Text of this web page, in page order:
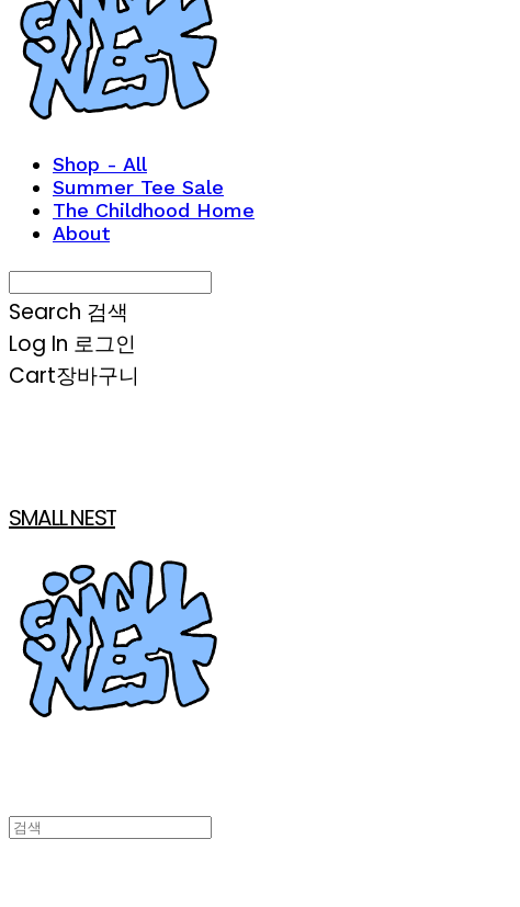
Shop - All
Summer Tee Sale
The Childhood Home
About
Search 검색
Log In 로그인
Cart장바구니
SMALL NEST